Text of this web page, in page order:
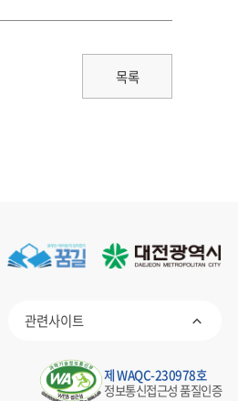
목록
관련사이트
제 WAQC-230978호
정보통신접근성 품질인증